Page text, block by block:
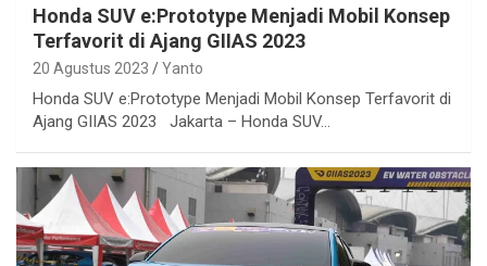
Honda SUV e:Prototype Menjadi Mobil Konsep
Terfavorit di Ajang GIIAS 2023
20 Agustus 2023 Yanto
Honda SUV e:Prototype Menjadi Mobil Konsep Terfavorit di
Ajang GIIAS 2023 Jakarta – Honda SUV…